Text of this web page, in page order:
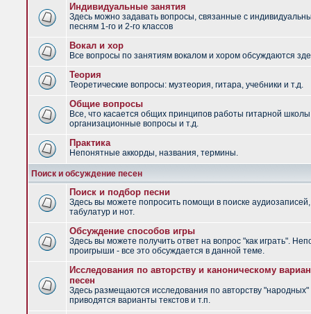
Индивидуальные занятия
Здесь можно задавать вопросы, связанные с
песням 1-го и 2-го классов
Вокал и хор
Все вопросы по занятиям вокалом и хором обсуждаются
Теория
Теоретические вопросы: музтеория, гитара, учебники и т.д.
Общие вопросы
Все, что касается общих принципов работы гитарной
организационные вопросы и т.д.
Практика
Непонятные аккорды, названия, термины.
Поиск и обсуждение песен
Поиск и подбор песни
Здесь вы можете попросить помощи в поиске аудиозаписей,
табулатур и нот.
Обсуждение способов игры
Здесь вы можете получить ответ на вопрос "как играть".
проигрыши - все это обсуждается в данной теме.
Исследования по авторству и каноническому
песен
Здесь размещаются исследования по авторству "народных"
приводятся варианты текстов и т.п.